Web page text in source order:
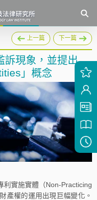
上一篇 下一篇
訴現象，並提出
」概念
實施實體（Non-Practicing
產權的運用出現巨幅變化。